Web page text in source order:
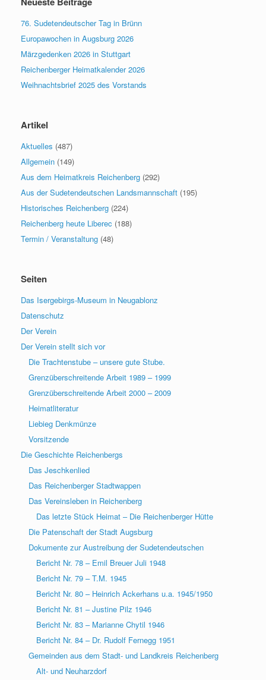
76. Sudetendeutscher Tag in Brünn
Europawochen in Augsburg 2026
Märzgedenken 2026 in Stuttgart
Reichenberger Heimatkalender 2026
Weihnachtsbrief 2025 des Vorstands
Artikel
Aktuelles (487)
Allgemein (149)
Aus dem Heimatkreis Reichenberg (292)
Aus der Sudetendeutschen Landsmannschaft (195)
Historisches Reichenberg (224)
Reichenberg heute Liberec (188)
Termin / Veranstaltung (48)
Seiten
Das Isergebirgs-Museum in Neugablonz
Datenschutz
Der Verein
Der Verein stellt sich vor
Die Trachtenstube – unsere gute Stube.
Grenzüberschreitende Arbeit 1989 – 1999
Grenzüberschreitende Arbeit 2000 – 2009
Heimatliteratur
Liebieg Denkmünze
Vorsitzende
Die Geschichte Reichenbergs
Das Jeschkenlied
Das Reichenberger Stadtwappen
Das Vereinsleben in Reichenberg
Das letzte Stück Heimat – Die Reichenberger Hütte
Die Patenschaft der Stadt Augsburg
Dokumente zur Austreibung der Sudetendeutschen
Bericht Nr. 78 – Emil Breuer Juli 1948
Bericht Nr. 79 – T.M. 1945
Bericht Nr. 80 – Heinrich Ackerhans u.a. 1945/1950
Bericht Nr. 81 – Justine Pilz 1946
Bericht Nr. 83 – Marianne Chytil 1946
Bericht Nr. 84 – Dr. Rudolf Fernegg 1951
Gemeinden aus dem Stadt- und Landkreis Reichenberg
Alt- und Neuharzdorf